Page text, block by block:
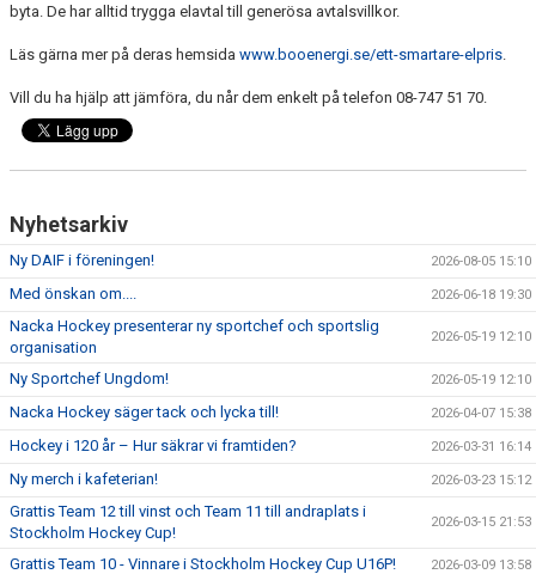
byta. De har alltid trygga elavtal till generösa avtalsvillkor.
Läs gärna mer på deras hemsida www.booenergi.se/ett-smartare-elpris.
Vill du ha hjälp att jämföra, du når dem enkelt på telefon 08-747 51 70.
Nyhetsarkiv
Ny DAIF i föreningen! 2026-08-05 15:10
Med önskan om.... 2026-06-18 19:30
Nacka Hockey presenterar ny sportchef och sportslig
organisation
2026-05-19 12:10
Ny Sportchef Ungdom! 2026-05-19 12:10
Nacka Hockey säger tack och lycka till! 2026-04-07 15:38
Hockey i 120 år – Hur säkrar vi framtiden? 2026-03-31 16:14
Ny merch i kafeterian! 2026-03-23 15:12
Grattis Team 12 till vinst och Team 11 till andraplats i
Stockholm Hockey Cup!
2026-03-15 21:53
Grattis Team 10 - Vinnare i Stockholm Hockey Cup U16P! 2026-03-09 13:58